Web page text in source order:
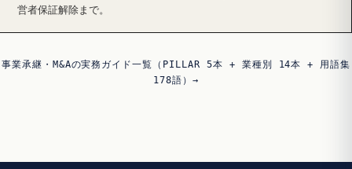
営者保証解除まで。
事業承継・M&Aの実務ガイド一覧（PILLAR 5本 + 業種別 14本 + 用語集
178語）→